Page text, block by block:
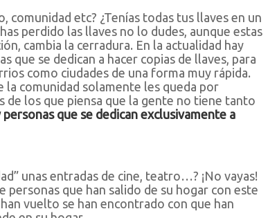
comunidad etc? ¿Tenías todas tus llaves en un
perdido las llaves no lo dudes, aunque estas
cambia la cerradura. En la actualidad hay
que se dedican a hacer copias de llaves, para
como ciudades de una forma muy rápida.
la comunidad solamente les queda por
de los que piensa que la gente no tiene tanto
personas que se dedican exclusivamente a
unas entradas de cine, teatro…? ¡No vayas!
personas que han salido de su hogar con este
vuelto se han encontrado con que han